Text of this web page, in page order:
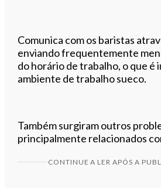
Comunica com os baristas
enviando frequentemente
do horário de trabalho, o que é
ambiente de trabalho sueco.
Também surgiram outros
principalmente relacionados
CONTINUE A LER APÓS A